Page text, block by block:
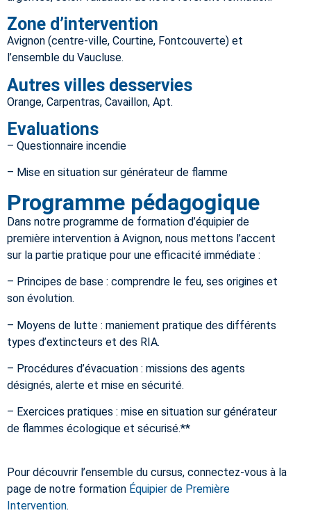
Zone d’intervention
Avignon (centre-ville, Courtine, Fontcouverte) et
l’ensemble du Vaucluse.
Autres villes desservies
Orange, Carpentras, Cavaillon, Apt.
Evaluations
– Questionnaire incendie
– Mise en situation sur générateur de flamme
Programme pédagogique
Dans notre programme de formation d’équipier de
première intervention à Avignon, nous mettons l’accent
sur la partie pratique pour une efficacité immédiate :
– Principes de base : comprendre le feu, ses origines et
son évolution.
– Moyens de lutte : maniement pratique des différents
types d’extincteurs et des RIA.
– Procédures d’évacuation : missions des agents
désignés, alerte et mise en sécurité.
– Exercices pratiques : mise en situation sur générateur
de flammes écologique et sécurisé.**
Pour découvrir l’ensemble du cursus, connectez-vous à la
page de notre formation Équipier de Première
Intervention.